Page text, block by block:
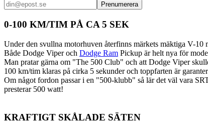
Prenumerera
0-100 KM/TIM PÅ CA 5 SEK
Under den svullna motorhuven återfinns märkets mäktiga V-10
Både Dodge Viper och Dodge Ram Pickup är helt nya för
Man pratar gärna om "The 500 Club" och att Dodge Viper
100 km/tim klaras på cirka 5 sekunder och toppfarten är
Om något fordon passar i en "500-klubb" så lär det väl vara
presterar 500 watt!
KRAFTIGT SKÅLADE SÄTEN